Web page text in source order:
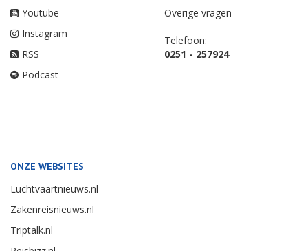
Youtube
Instagram
RSS
Podcast
Overige vragen
Telefoon:
0251 - 257924
ONZE WEBSITES
Luchtvaartnieuws.nl
Zakenreisnieuws.nl
Triptalk.nl